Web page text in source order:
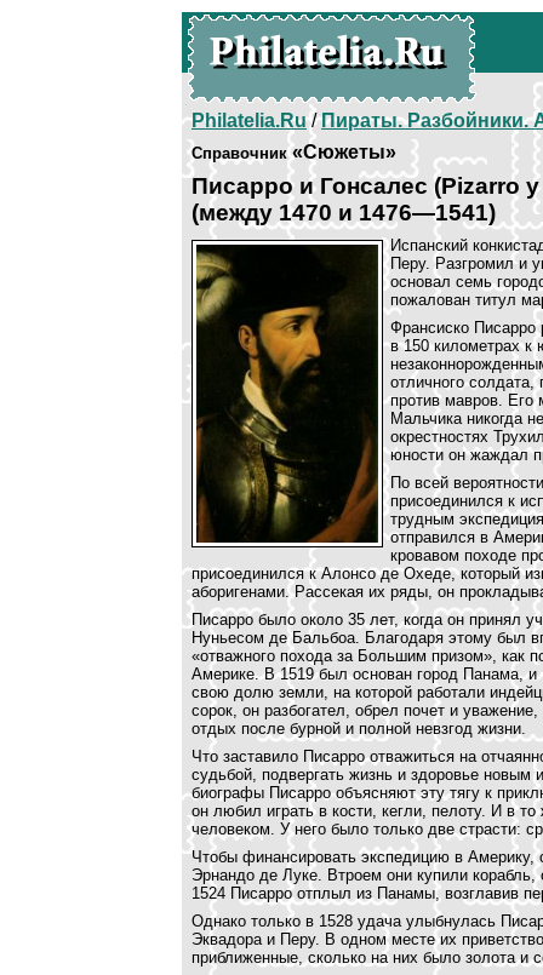
Philatelia.Ru/Пираты. Разбойники.
Справочник«Сюжеты»
Писарро и Гонсалес (Pizarro
(между 1470 и 1476—1541)
Испанский
Перу. Разгромил и
основал семь
пожалован титул
Франсиско Писарро
в 150 километрах
отличного солдата,
против мавров. Его
Мальчика никогда
окрестностях
юности он жаждал
По всей
присоединился к
трудным
отправился в
кровавом походе
присоединился к Алонсо де Охеде, который
аборигенами. Рассекая их ряды, он
Писарро было около 35 лет, когда он принял
Нуньесом де Бальбоа. Благодаря этому был
«отважного похода за Большим призом», как
Америке. В 1519 был основан город Панама,
свою долю земли, на которой работали
сорок, он разбогател, обрел почет и
отдых после бурной и полной невзгод жизни.
Что заставило Писарро отважиться на
судьбой, подвергать жизнь и здоровье
биографы Писарро объясняют эту тягу к
он любил играть в кости, кегли, пелоту. И в
человеком. У него было только две страсти:
Чтобы финансировать экспедицию в Америку,
Эрнандо де Луке. Втроем они купили
1524 Писарро отплыл из Панамы, возглавив
Однако только в 1528 удача улыбнулась
Эквадора и Перу. В одном месте их
приближенные, сколько на них было золота и